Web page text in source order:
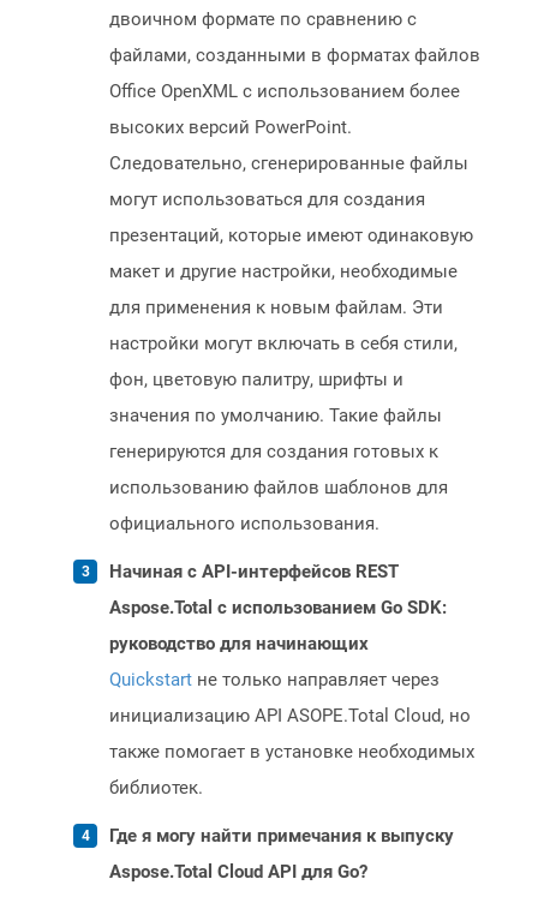
двоичном формате по сравнению с
файлами, созданными в форматах файлов
Office OpenXML с использованием более
высоких версий PowerPoint.
Следовательно, сгенерированные файлы
могут использоваться для создания
презентаций, которые имеют одинаковую
макет и другие настройки, необходимые
для применения к новым файлам. Эти
настройки могут включать в себя стили,
фон, цветовую палитру, шрифты и
значения по умолчанию. Такие файлы
генерируются для создания готовых к
использованию файлов шаблонов для
официального использования.
Начиная с API-интерфейсов REST
Aspose.Total с использованием Go SDK:
руководство для начинающих
Quickstart не только направляет через
инициализацию API ASOPE.Total Cloud, но
также помогает в установке необходимых
библиотек.
Где я могу найти примечания к выпуску
Aspose.Total Cloud API для Go?